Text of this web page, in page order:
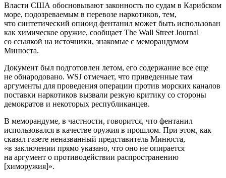
Власти США обосновывают законность по судам в Карибском
море, подозреваемым в перевозе наркотиков, тем,
что синтетический опиоид фентанил может быть использован
как химическое оружие, сообщает The Wall Street Journal
со ссылкой на источники, знакомые с меморандумом
Минюста.
Документ был подготовлен летом, его содержание все еще
не обнародовано. WSJ отмечает, что приведенные там
аргументы для проведения операции против морских каналов
поставки наркотиков вызвали резкую критику со стороны
демократов и некоторых республиканцев.
В меморандуме, в частности, говорится, что фентанил
использовался в качестве оружия в прошлом. При этом, как
сказал газете неназванный представитель Минюста,
«в заключении прямо указано, что оно не опирается
на аргумент о противодействии распространению
[химоружия]».